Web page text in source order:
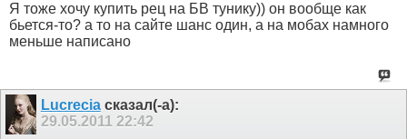
Я тоже хочу купить рец на БВ тунику)) он вообще как
бьется-то? а то на сайте шанс один, а на мобах намного
меньше написано
Lucreciaсказал(-а):
29.05.2011 22:42